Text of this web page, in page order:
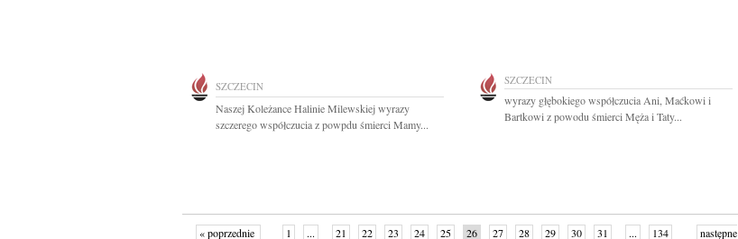
SZCZECIN
Naszej Koleżance Halinie Milewskiej wyrazy
szczerego współczucia z powpdu śmierci Mamy...
SZCZECIN
wyrazy głębokiego współczucia Ani, Maćkowi i
Bartkowi z powodu śmierci Męża i Taty...
« poprzednie 1 ... 21 22 23 24 25 26 27 28 29 30 31 ... 134 następne